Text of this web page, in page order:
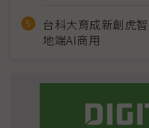
台科大育成新創虎
地端AI商用